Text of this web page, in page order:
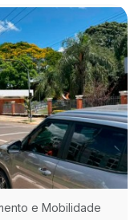
e Mobilidade